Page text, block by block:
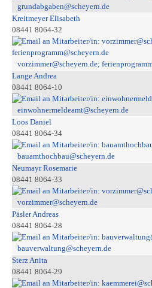
grundabgaben@scheyern.de
Kreitmeyer Elisabeth
08441 8064-32
vorzimmer@scheyern.de;
Lange Andrea
08441 8064-10
einwohnermeldeamt@scheyern.de
Loos Daniel
08441 8064-34
bauamthochbau@scheyern.de
Neumayr Rosemarie
08441 8064-33
vorzimmer@scheyern.de
Päsler Andreas
08441 8064-28
bauverwaltung@scheyern.de
Sterz Anita
08441 8064-29